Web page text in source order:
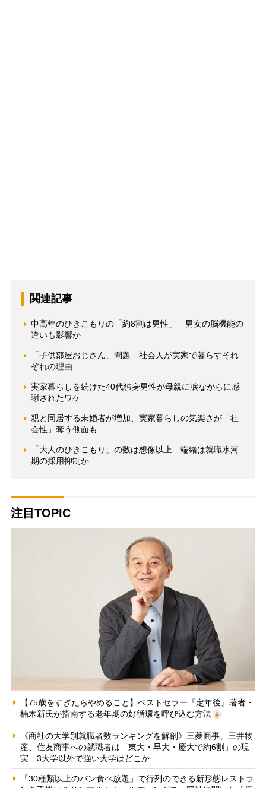
関連記事
中高年のひきこもりの「約8割は男性」 男女の脳機能の
違いも影響か
「子供部屋おじさん」問題 社会人が実家で暮らすそれ
ぞれの理由
実家暮らしを続けた40代独身男性が母親に涙ながらに感
謝されたワケ
親と同居する未婚者が増加、実家暮らしの気楽さが「社
会性」奪う側面も
「大人のひきこもり」の数は想像以上 端緒は就職氷河
期の採用抑制か
注目TOPIC
【75歳をすぎたらやめること】ベストセラー『定年後』著者・
楠木新氏が指南する老年期の好循環を呼び込む方法
《商社の大学別就職者数ランキングを解剖》三菱商事、三井物
産、住友商事への就職者は「東大・早大・慶大で約6割」の現
実 3大学以外で強い大学はどこか
「30種類以上のパン食べ放題」で行列のできる新形態レストラ